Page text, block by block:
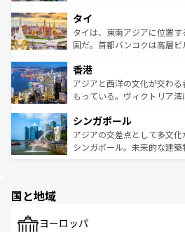
リティに包まれながら、韓国
わってみてほ
覧を参照してほしい。
急速な発展と共に伝統が息づ
ーチミン市のフランス統治
醸し出している。また、バ
とつ。フォーやバインミー、
ひ現地で味わいたい。どの
が旅行者を迎えてくれるの
参照してほしい。
タイ
タイは、東南アジアに位置
国だ。首都バンコクは高層
の活気が交差している。北部
帯で自然と触れ合い、南部
いビーチでリゾート気分を
激する。気候は一年中温暖で
が待っている。親しみやす
た文化、そして多様な観光
香港
アジアと西洋の文化が交わ
もっている。ヴィクトリア
み、どこを訪れても感動する
ており、効率よく見どころ
うな絶景から文化的な体験
シンガポール
アジアの交差点として多文
シンガポール。未来的な建
で、ホーカーズは地元の風情
国と地域
ヨーロッパ